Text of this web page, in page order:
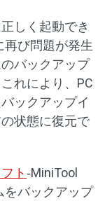
しく起動でき
再び問題が発生
バックアップ
れにより、PC
ックアップイ
状態に復元で
ト‐MiniTool
をバックアップ